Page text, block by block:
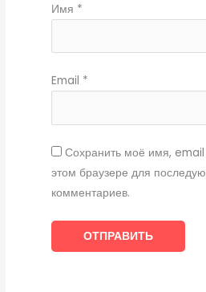
Имя *
Email *
Сохранить моё имя, email
этом браузере для
комментариев.